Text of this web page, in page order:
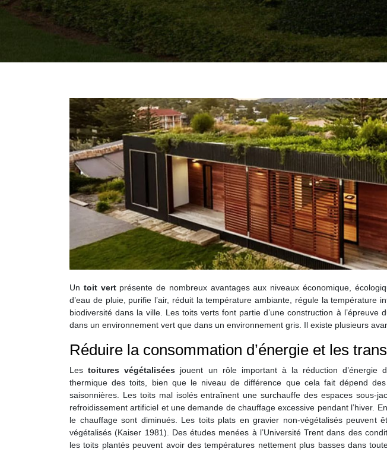
Un toit vertprésente de nombreux avantages aux niveaux économique,
d’eau de pluie, purifie l’air, réduit la température ambiante, régule la température
biodiversité dans la ville. Les toits verts font partie d’une construction à
dans un environnement vert que dans un environnement gris. Il existe plusieurs
Réduire la consommation d’énergie et les
Lestoitures végétalisées jouent un rôle important à la réduction d’énergie
thermique des toits, bien que le niveau de différence que cela fait dépend
saisonnières. Les toits mal isolés entraînent une surchauffe des espaces sous-
refroidissement artificiel et une demande de chauffage excessive pendant l’hiver.
le chauffage sont diminués. Les toits plats en gravier non-végétalisés peuvent
végétalisés (Kaiser 1981). Des études menées à l’Université Trent dans des
les toits plantés peuvent avoir des températures nettement plus basses dans